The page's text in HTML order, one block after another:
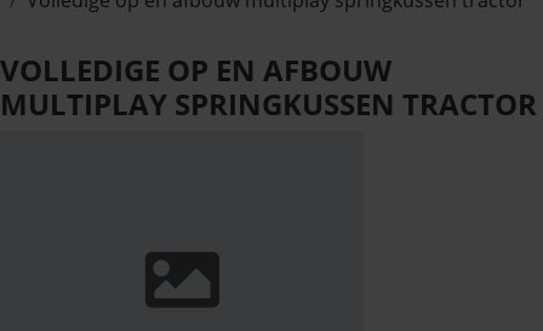
VOLLEDIGE OP EN AFBOUW
MULTIPLAY SPRINGKUSSEN TRACTOR